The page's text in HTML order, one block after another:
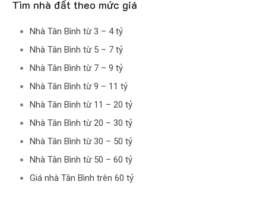
Tìm nhà đất theo mức giá
Nhà Tân Bình từ 3 – 4 tỷ
Nhà Tân Bình từ 5 – 7 tỷ
Nhà Tân Bình từ 7 – 9 tỷ
Nhà Tân Bình từ 9 – 11 tỷ
Nhà Tân Bình từ 11 – 20 tỷ
Nhà Tân Bình từ 20 – 30 tỷ
Nhà Tân Bình từ 30 – 50 tỷ
Nhà Tân Bình từ 50 – 60 tỷ
Giá nhà Tân Bình trên 60 tỷ